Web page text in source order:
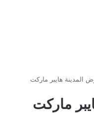
المدينة هايبر ماركت
ماركت